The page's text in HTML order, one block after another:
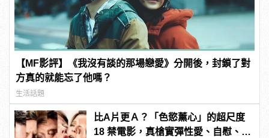
【MF影評】《我沒有談的那場戀愛》分開後，封鎖了對
方真的就能忘了他嗎？
生活話題
比A片更Ａ？「色慾薰心」的超尺度
18 禁電影，真槍實彈性愛、自慰、